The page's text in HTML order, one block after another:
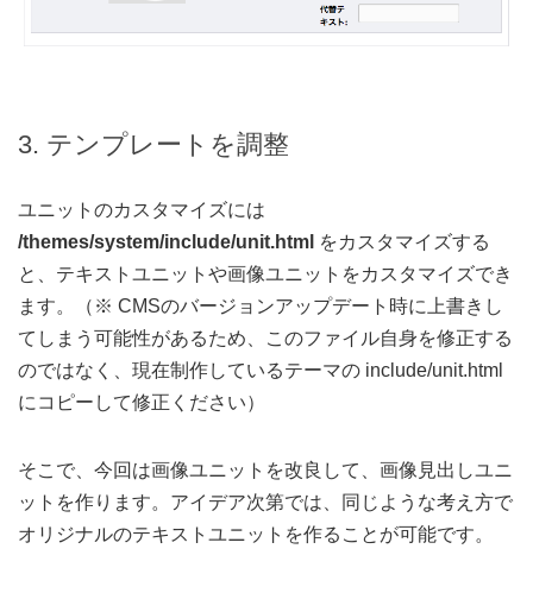
3. テンプレートを調整
ユニットのカスタマイズには
/themes/system/include/unit.html をカスタマイズする
と、テキストユニットや画像ユニットをカスタマイズでき
ます。（※ CMSのバージョンアップデート時に上書きし
てしまう可能性があるため、このファイル自身を修正する
のではなく、現在制作しているテーマの include/unit.html
にコピーして修正ください）
そこで、今回は画像ユニットを改良して、画像見出しユニ
ットを作ります。アイデア次第では、同じような考え方で
オリジナルのテキストユニットを作ることが可能です。